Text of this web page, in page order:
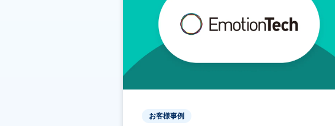
お客様事例